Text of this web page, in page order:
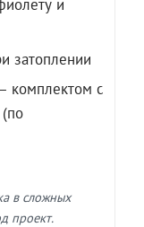
и
затоплении
комплектом с
в сложных
проект.